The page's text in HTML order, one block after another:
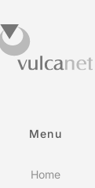
Menu
Home